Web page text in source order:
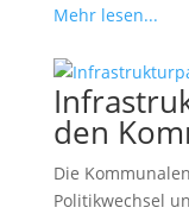
Mehr lesen...
den
Die
Politikwechsel